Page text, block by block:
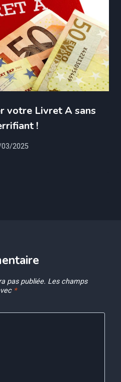
votre Livret A sans
!
2025
pas publiée. Les champs
*